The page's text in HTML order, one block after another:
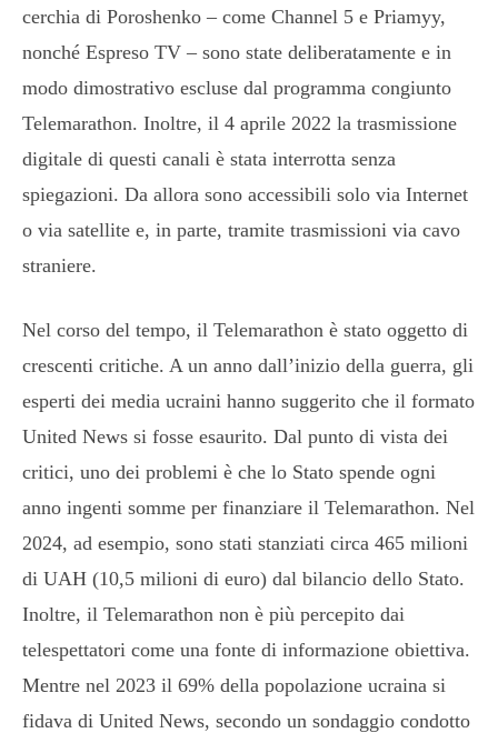
cerchia di Poroshenko – come Channel 5 e Priamyy,
nonché Espreso TV – sono state deliberatamente e in
modo dimostrativo escluse dal programma congiunto
Telemarathon. Inoltre, il 4 aprile 2022 la trasmissione
digitale di questi canali è stata interrotta senza
spiegazioni. Da allora sono accessibili solo via Internet
o via satellite e, in parte, tramite trasmissioni via cavo
straniere.
Nel corso del tempo, il Telemarathon è stato oggetto di
crescenti critiche. A un anno dall’inizio della guerra, gli
esperti dei media ucraini hanno suggerito che il formato
United News si fosse esaurito. Dal punto di vista dei
critici, uno dei problemi è che lo Stato spende ogni
anno ingenti somme per finanziare il Telemarathon. Nel
2024, ad esempio, sono stati stanziati circa 465 milioni
di UAH (10,5 milioni di euro) dal bilancio dello Stato.
Inoltre, il Telemarathon non è più percepito dai
telespettatori come una fonte di informazione obiettiva.
Mentre nel 2023 il 69% della popolazione ucraina si
fidava di United News, secondo un sondaggio condotto